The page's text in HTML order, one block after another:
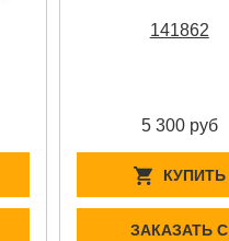
141862
5 300 руб
КУПИТЬ
ЗАКАЗАТЬ С